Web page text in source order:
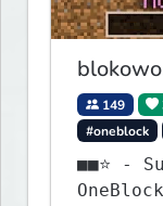
149
#oneblock
■■⭐ - Survival, BoxPvP,
OneBlock ɴᴏᴡᴀ ᴇᴅʏᴄᴊᴀ